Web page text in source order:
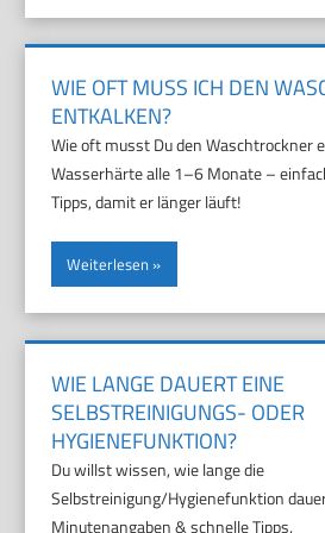
WIE OFT MUSS ICH DEN
ENTKALKEN?
Wie oft musst Du den Waschtrockner
Wasserhärte alle 1–6 Monate –
Tipps, damit er länger läuft!
Weiterlesen
WIE LANGE DAUERT EINE
SELBSTREINIGUNGS- ODER
HYGIENEFUNKTION?
Du willst wissen, wie lange die
Selbstreinigung/Hygienefunktion
Minutenangaben & schnelle Tipps.